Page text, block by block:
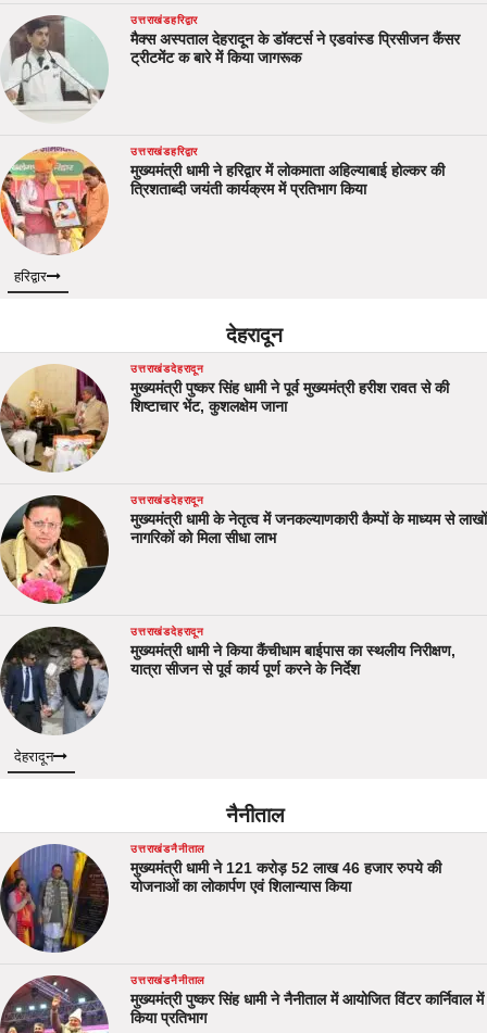
उत्तराखंडहरिद्वार
मैक्स अस्पताल देहरादून के डॉक्टर्स ने एडवांस्ड प्रिसीजन कैंसर
ट्रीटमेंट क बारे में किया जागरूक
उत्तराखंडहरिद्वार
मुख्यमंत्री धामी ने हरिद्वार में लोकमाता अहिल्याबाई होल्कर की
त्रिशताब्दी जयंती कार्यक्रम में प्रतिभाग किया
हरिद्वार
देहरादून
उत्तराखंडदेहरादून
मुख्यमंत्री पुष्कर सिंह धामी ने पूर्व मुख्यमंत्री हरीश रावत से की
शिष्टाचार भेंट, कुशलक्षेम जाना
उत्तराखंडदेहरादून
मुख्यमंत्री धामी के नेतृत्व में जनकल्याणकारी कैम्पों के माध्यम से लाखों
नागरिकों को मिला सीधा लाभ
उत्तराखंडदेहरादून
मुख्यमंत्री धामी ने किया कैंचीधाम बाईपास का स्थलीय निरीक्षण,
यात्रा सीजन से पूर्व कार्य पूर्ण करने के निर्देश
देहरादून
नैनीताल
उत्तराखंडनैनीताल
मुख्यमंत्री धामी ने 121 करोड़ 52 लाख 46 हजार रुपये की
योजनाओं का लोकार्पण एवं शिलान्यास किया
उत्तराखंडनैनीताल
मुख्यमंत्री पुष्कर सिंह धामी ने नैनीताल में आयोजित विंटर कार्निवाल में
किया प्रतिभाग